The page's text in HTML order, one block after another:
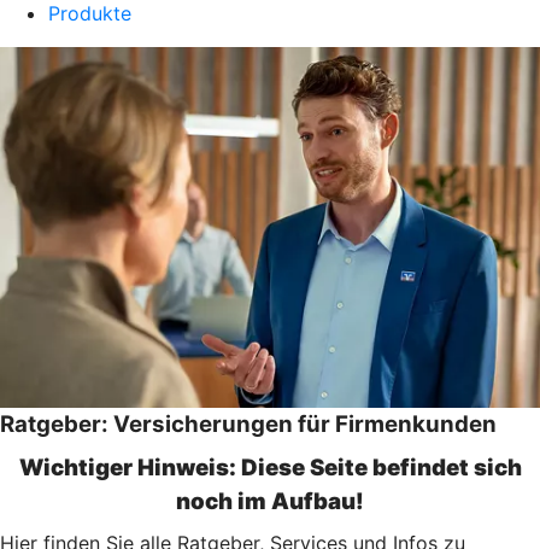
Produkte
Ratgeber: Versicherungen für Firmenkunden
Wichtiger Hinweis: Diese Seite befindet sich
noch im Aufbau!
Hier finden Sie alle Ratgeber, Services und Infos zu